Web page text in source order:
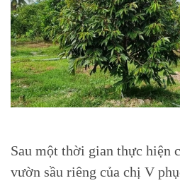
Sau một thời gian thực hiện
vườn sầu riêng của chị V